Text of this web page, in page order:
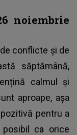
noiembrie
conflicte și de
săptămână,
calmul și
aproape, așa
pentru a
ca orice